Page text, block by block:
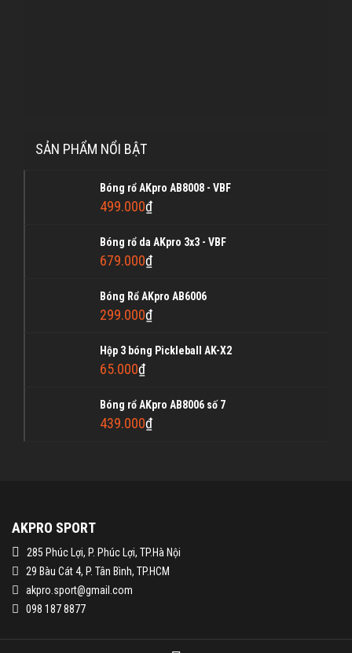
SẢN PHẨM NỔI BẬT
Bóng rổ AKpro AB8008 - VBF
499.000₫
Bóng rổ da AKpro 3x3 - VBF
679.000₫
Bóng Rổ AKpro AB6006
299.000₫
Hộp 3 bóng Pickleball AK-X2
65.000₫
Bóng rổ AKpro AB8006 số 7
439.000₫
AKPRO SPORT
285 Phúc Lợi, P. Phúc Lợi, TP.Hà Nội
29 Bàu Cát 4, P. Tân Bình, TP.HCM
akpro.sport@gmail.com
098 187 8877